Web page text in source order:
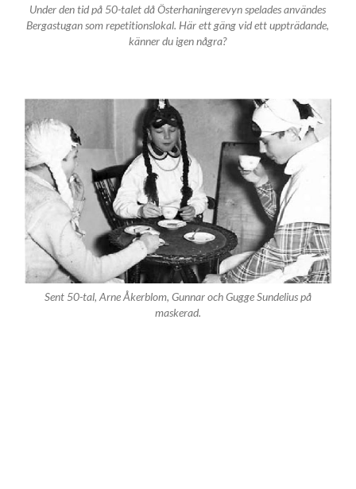
Under den tid på 50-talet då Österhaningerevyn spelades användes
Bergastugan som repetitionslokal. Här ett gäng vid ett uppträdande,
känner du igen några?
Sent 50-tal, Arne Åkerblom, Gunnar och Gugge Sundelius på
maskerad.